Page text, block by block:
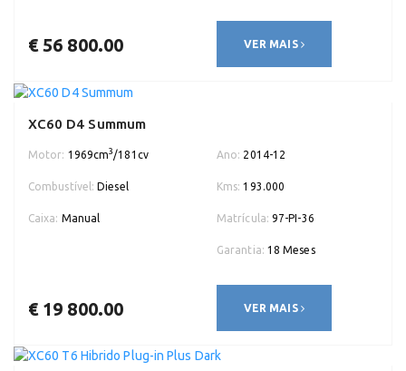
€ 56 800.00 VER MAIS
XC60 D4 Summum
Motor: 1969cm3 /181cv Ano: 2014-12
Combustível: Diesel Kms: 193.000
Caixa: Manual Matrícula: 97-PI-36
Garantia: 18 Meses
€ 19 800.00 VER MAIS